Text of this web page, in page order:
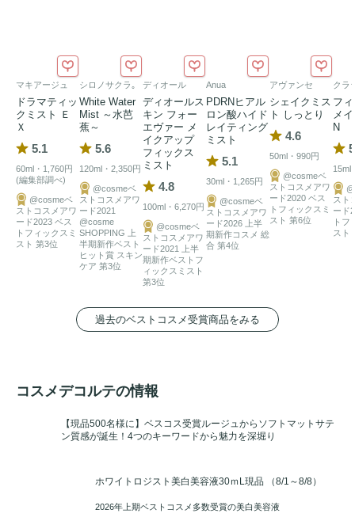
マキアージュ
ドラマティッ
クミスト Ｅ
Ｘ
5.1
60ml・1,760円
(編集部調べ)
@cosmeベ
ストコスメアワ
ード2023 ベス
トフィックスミ
スト 第3位
シロノサクラ｡
White Water
Mist ～水芭
蕉～
5.6
120ml・2,350円
@cosmeベ
ストコスメアワ
ード2021
@cosme
SHOPPING 上
半期新作ベスト
ヒット賞 スキン
ケア 第3位
ディオール
ディオールス
キン フォー
エヴァー メ
イクアップ
フィックス
ミスト
4.8
100ml・6,270円
@cosmeベ
ストコスメアワ
ード2021 上半
期新作ベストフ
ィックスミスト
第3位
Anua
PDRNヒアル
ロン酸ハイド
レイティング
ミスト
5.1
30ml・1,265円
@cosmeベ
ストコスメアワ
ード2026 上半
期新作コスメ 総
合 第4位
アヴァンセ
シェイクミス
ト しっとり
4.6
50ml・990円
@cosmeベ
ストコスメアワ
ード2020 ベス
トフィックスミ
スト 第6位
クラ
フ
メ
N
15ml
スト
ード
トフ
スト
過去のベストコスメ受賞商品をみる
コスメデコルテの情報
【現品500名様に】ベスコス受賞ルージュからソフトマットサテ
ン質感が誕生！4つのキーワードから魅力を深堀り
ホワイトロジスト美白美容液30ｍL現品 （8/1～8/8）
2026年上期ベストコスメ多数受賞の美白美容液